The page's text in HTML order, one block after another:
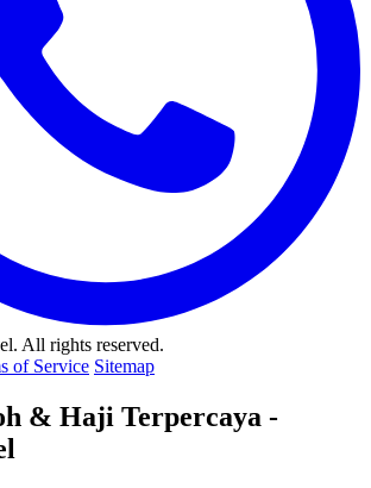
All rights reserved.
of Service Sitemap
& Haji Terpercaya -